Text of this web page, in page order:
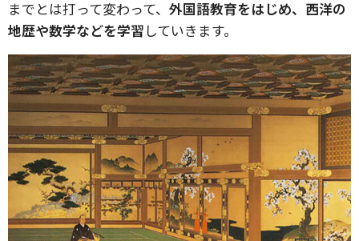
までとは打って変わって、 外国語教育をはじめ、西洋の
地歴や数学などを学習 していきます。